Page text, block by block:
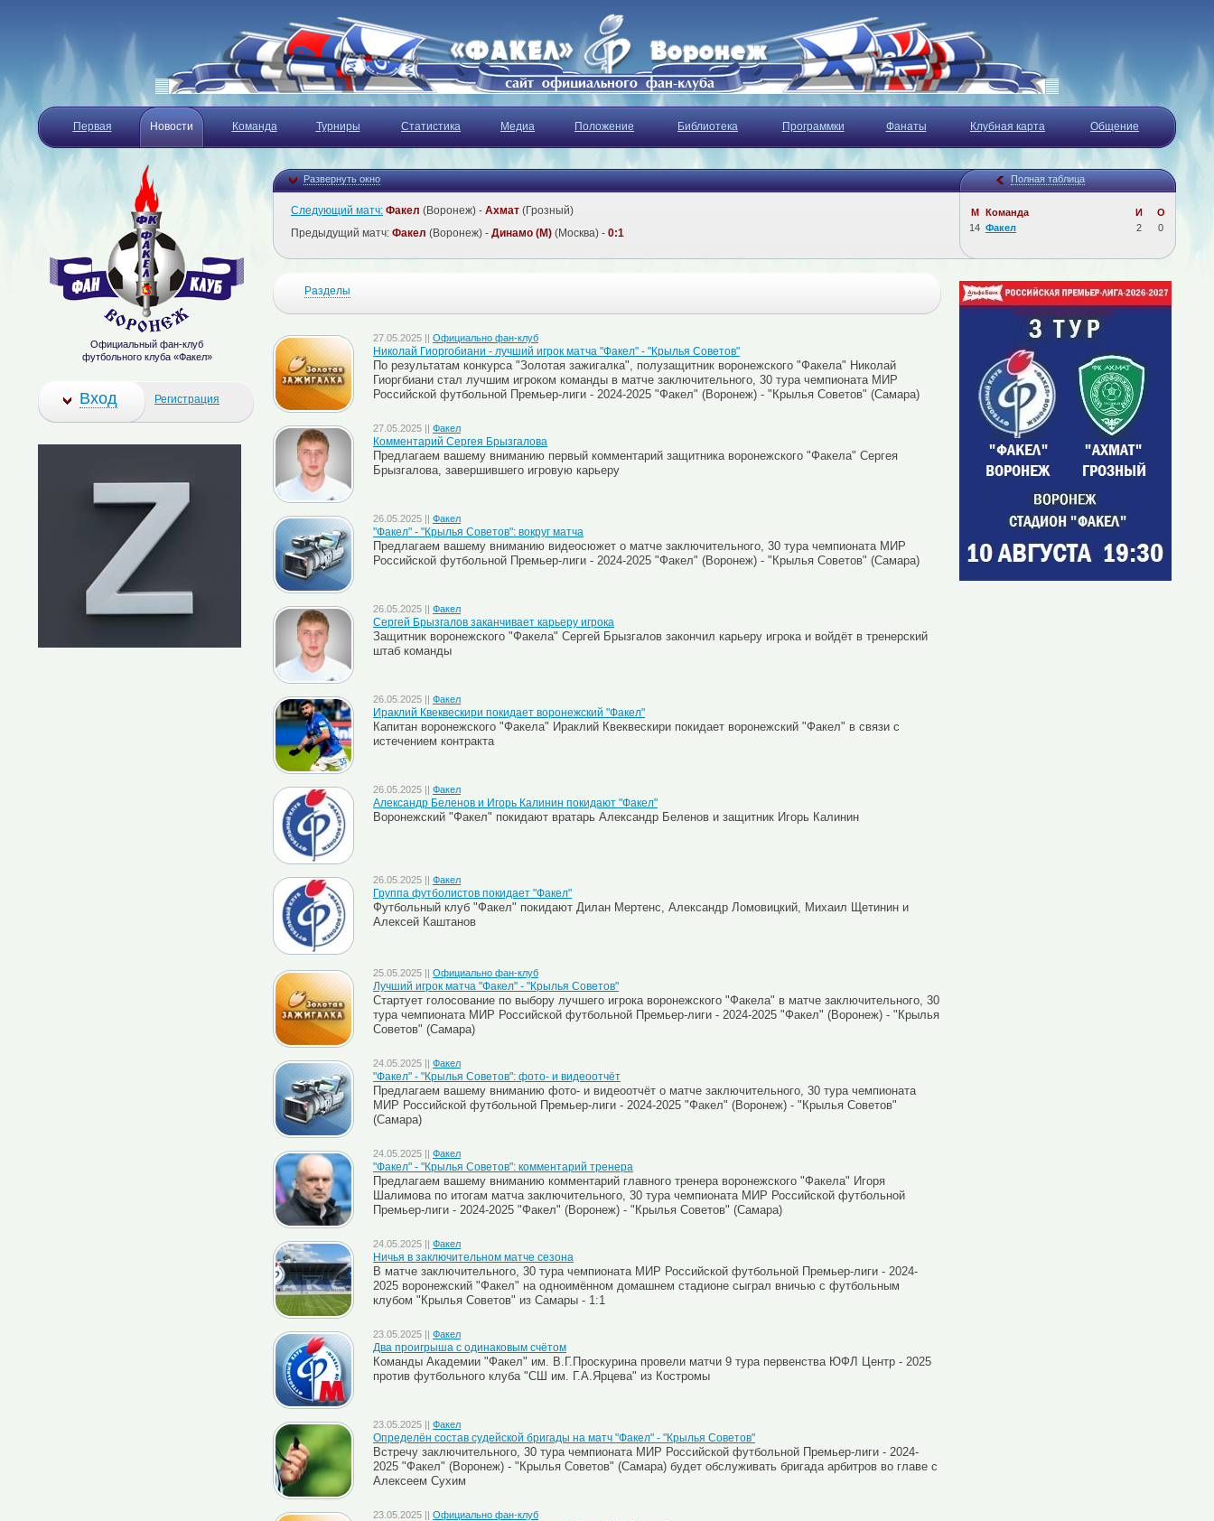
Первая Новости Команда Турниры Статистика Медиа Положение Библиотека Программки Фанаты Клубная карта Общение
Развернуть окно Полная таблица
М Команда И
О
14 Факел 2 0
Следующий матч: Факел (Воронеж) - Ахмат (Грозный)
Предыдущий матч: Факел (Воронеж) - Динамо (М) (Москва) - 0:1
Разделы
27.05.2025 || Официально фан-клуб
Николай Гиоргобиани - лучший игрок матча "Факел" - "Крылья Советов"
По результатам конкурса "Золотая зажигалка", полузащитник воронежского "Факела" Николай
Гиоргбиани стал лучшим игроком команды в матче заключительного, 30 тура чемпионата МИР
Российской футбольной Премьер-лиги - 2024-2025 "Факел" (Воронеж) - "Крылья Советов" (Самара)
27.05.2025 || Факел
Комментарий Сергея Брызгалова
Предлагаем вашему вниманию первый комментарий защитника воронежского "Факела" Сергея
Брызгалова, завершившего игровую карьеру
26.05.2025 || Факел
"Факел" - "Крылья Советов": вокруг матча
Предлагаем вашему вниманию видеосюжет о матче заключительного, 30 тура чемпионата МИР
Российской футбольной Премьер-лиги - 2024-2025 "Факел" (Воронеж) - "Крылья Советов" (Самара)
26.05.2025 || Факел
Сергей Брызгалов заканчивает карьеру игрока
Защитник воронежского "Факела" Сергей Брызгалов закончил карьеру игрока и войдёт в тренерский
штаб команды
26.05.2025 || Факел
Ираклий Квеквескири покидает воронежский "Факел"
Капитан воронежского "Факела" Ираклий Квеквескири покидает воронежский "Факел" в связи с
истечением контракта
26.05.2025 || Факел
Александр Беленов и Игорь Калинин покидают "Факел"
Воронежский "Факел" покидают вратарь Александр Беленов и защитник Игорь Калинин
26.05.2025 || Факел
Группа футболистов покидает "Факел"
Футбольный клуб "Факел" покидают Дилан Мертенс, Александр Ломовицкий, Михаил Щетинин и
Алексей Каштанов
25.05.2025 || Официально фан-клуб
Лучший игрок матча "Факел" - "Крылья Советов"
Стартует голосование по выбору лучшего игрока воронежского "Факела" в матче заключительного, 30
тура чемпионата МИР Российской футбольной Премьер-лиги - 2024-2025 "Факел" (Воронеж) - "Крылья
Советов" (Самара)
24.05.2025 || Факел
"Факел" - "Крылья Советов": фото- и видеоотчёт
Предлагаем вашему вниманию фото- и видеоотчёт о матче заключительного, 30 тура чемпионата
МИР Российской футбольной Премьер-лиги - 2024-2025 "Факел" (Воронеж) - "Крылья Советов"
(Самара)
24.05.2025 || Факел
"Факел" - "Крылья Советов": комментарий тренера
Предлагаем вашему вниманию комментарий главного тренера воронежского "Факела" Игоря
Шалимова по итогам матча заключительного, 30 тура чемпионата МИР Российской футбольной
Премьер-лиги - 2024-2025 "Факел" (Воронеж) - "Крылья Советов" (Самара)
24.05.2025 || Факел
Ничья в заключительном матче сезона
В матче заключительного, 30 тура чемпионата МИР Российской футбольной Премьер-лиги - 2024-
2025 воронежский "Факел" на одноимённом домашнем стадионе сыграл вничью с футбольным
клубом "Крылья Советов" из Самары - 1:1
23.05.2025 || Факел
Два проигрыша с одинаковым счётом
Команды Академии "Факел" им. В.Г.Проскурина провели матчи 9 тура первенства ЮФЛ Центр - 2025
против футбольного клуба "СШ им. Г.А.Ярцева" из Костромы
23.05.2025 || Факел
Определён состав судейской бригады на матч "Факел" - "Крылья Советов"
Встречу заключительного, 30 тура чемпионата МИР Российской футбольной Премьер-лиги - 2024-
2025 "Факел" (Воронеж) - "Крылья Советов" (Самара) будет обслуживать бригада арбитров во главе с
Алексеем Сухим
23.05.2025 || Официально фан-клуб
Официальный фан-клуб
футбольного клуба «Факел»
Вход Регистрация